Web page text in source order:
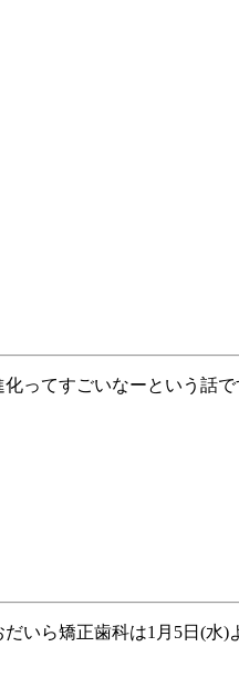
ってすごいなーという話
いら矯正歯科は1月5日(水)